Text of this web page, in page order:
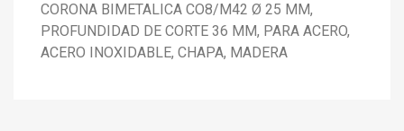
CORONA BIMETALICA CO8/M42 Ø 25 MM,
PROFUNDIDAD DE CORTE 36 MM, PARA ACERO,
ACERO INOXIDABLE, CHAPA, MADERA